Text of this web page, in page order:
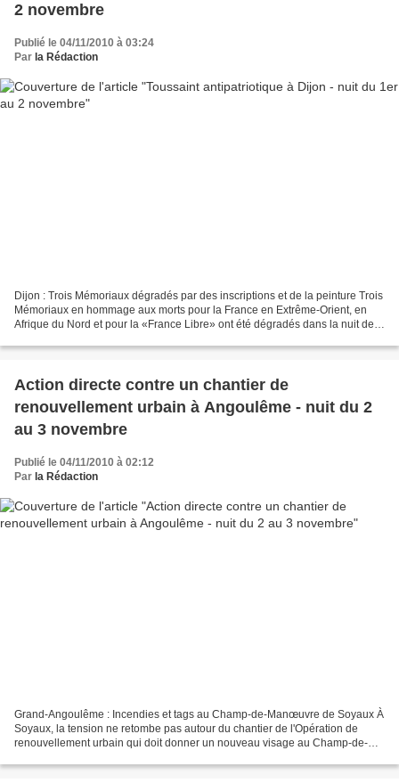
2 novembre
Publié le 04/11/2010 à 03:24
Par la Rédaction
Dijon : Trois Mémoriaux dégradés par des inscriptions et de la peinture Trois
Mémoriaux en hommage aux morts pour la France en Extrême-Orient, en
Afrique du Nord et pour la «France Libre» ont été dégradés dans la nuit de
Action directe contre un chantier de
renouvellement urbain à Angoulême - nuit du 2
au 3 novembre
Publié le 04/11/2010 à 02:12
Par la Rédaction
Grand-Angoulême : Incendies et tags au Champ-de-Manœuvre de Soyaux À
Soyaux, la tension ne retombe pas autour du chantier de l'Opération de
renouvellement urbain qui doit donner un nouveau visage au Champ-de-